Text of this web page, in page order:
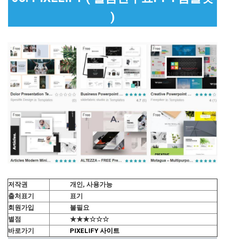
)
저작권
개인, 사용가능
출처표기
표기
회원가입
불필요
별점
★★★☆☆☆
바로가기
PIXELIFY 사이트